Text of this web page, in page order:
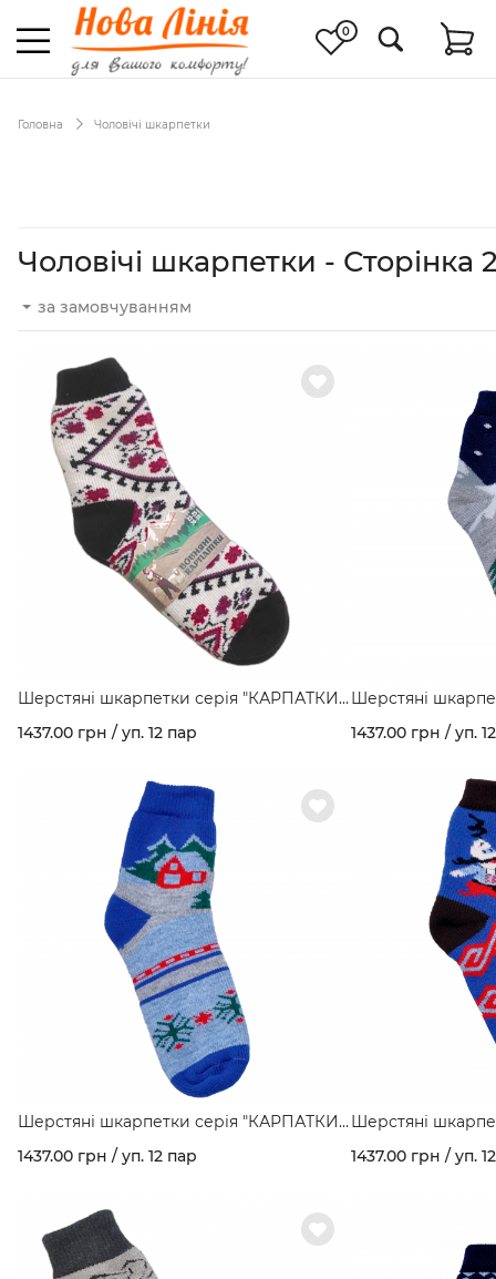
0
Головна Чоловічі шкарпетки
Чоловічі шкарпетки - Сторінка
за замовчуванням
Шерстяні шкарпетки серія "КАРПАТКИ"
мал. Вишиванка арт. 160
1437.00 грн / уп. 12 пар
Шерстяні
мал. Гори арт. 160
1437.00 грн / уп.
Шерстяні шкарпетки серія "КАРПАТКИ"
мал. З хатинкою арт. 160
1437.00 грн / уп. 12 пар
Шерстяні
мал. Козак арт.
1437.00 грн / уп.